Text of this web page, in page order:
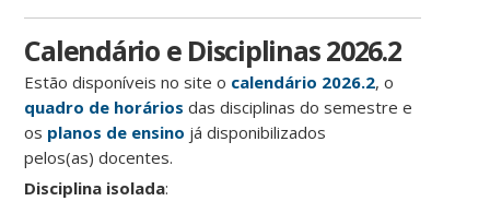
Calendário e Disciplinas 2026.2
Estão disponíveis no site o calendário 2026.2, o
quadro de horários das disciplinas do semestre e
os planos de ensino já disponibilizados
pelos(as) docentes.
Disciplina isolada: